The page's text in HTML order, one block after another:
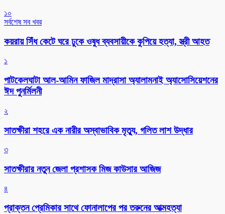
১০
সর্বশেষ সব খবর
কয়রায় সিঁধ কেটে ঘরে ঢুকে ওষুধ ব্যবসায়ীকে কুপিয়ে হত্যা, স্ত্রী আহত
১
পাটকেলঘাটা আল-আমিন ফাজিল মাদ্রাসা অ্যালামনাই অ্যাসোসিয়েশনের
ঈদ পুনর্মিলনী
২
সাতক্ষীরা শহরে এক নারীর অস্বাভাবিক মৃত্যু, গলিত লাশ উদ্ধার
৩
সাতক্ষীরার নতুন জেলা প্রশাসক মিজ কাউসার আজিজ
৪
প্রাক্তন প্রেমিকার সাথে ফোনালাপের পর তরুনের আত্মহত্যা